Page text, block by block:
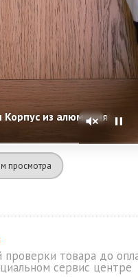
Apple Watch Series 10 42 мм Корпус из алюминия «Rose Gold» Спортивная петля «Plum»
просмотра
проверки товара до
сервис центре